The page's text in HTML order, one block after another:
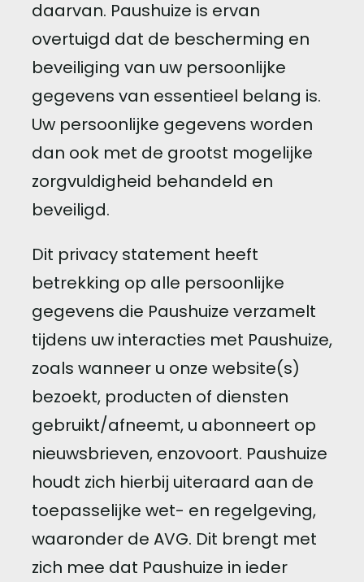
daarvan. Paushuize is ervan
overtuigd dat de bescherming en
beveiliging van uw persoonlijke
gegevens van essentieel belang is.
Uw persoonlijke gegevens worden
dan ook met de grootst mogelijke
zorgvuldigheid behandeld en
beveiligd.
Dit privacy statement heeft
betrekking op alle persoonlijke
gegevens die Paushuize verzamelt
tijdens uw interacties met Paushuize,
zoals wanneer u onze website(s)
bezoekt, producten of diensten
gebruikt/afneemt, u abonneert op
nieuwsbrieven, enzovoort. Paushuize
houdt zich hierbij uiteraard aan de
toepasselijke wet- en regelgeving,
waaronder de AVG. Dit brengt met
zich mee dat Paushuize in ieder